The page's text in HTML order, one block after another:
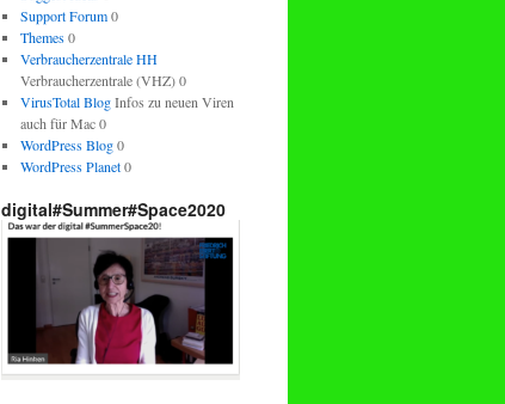
Support Forum0
Themes0
Verbraucherzentrale HH
Verbraucherzentrale (VHZ) 0
VirusTotal BlogInfos zu neuen Viren
auch für Mac 0
WordPress Blog0
WordPress Planet0
digital#Summer#Space2020